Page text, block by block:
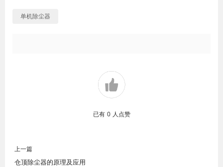
单机除尘器
已有 0 人点赞
上一篇
仓顶除尘器的原理及应用